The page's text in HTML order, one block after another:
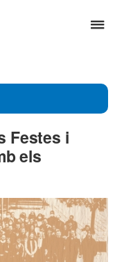
el
Universitat
Festes i
els